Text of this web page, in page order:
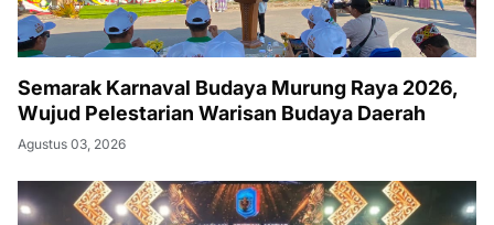
Semarak Karnaval Budaya Murung Raya 2026,
Wujud Pelestarian Warisan Budaya Daerah
Agustus 03, 2026